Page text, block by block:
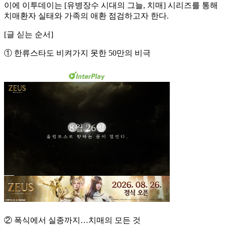
이에 이투데이는 [유병장수 시대의 그늘, 치매] 시리즈를 통해
치매환자 실태와 가족의 애환 점검하고자 한다.
[글 싣는 순서]
① 한류스타도 비켜가지 못한 50만의 비극
② 폭식에서 실종까지…치매의 모든 것